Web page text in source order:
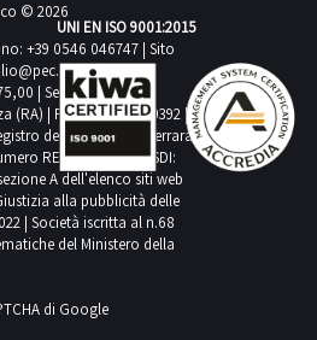
© 2026
+39 0546 046747 | Sito
| Sede legale in Via
(RA) | P.IVA: 02704840392 |
delle Imprese di Ferrara
REA RA 224830 | SDI:
A dell'elenco siti web
alla pubblicità delle
| Società iscritta al n.68
del Ministero della
di Google
UNI EN ISO 9001:2015